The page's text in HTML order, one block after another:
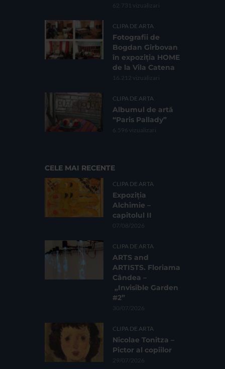
62.731 vizualizari
CLIPA DE ARTA
Fotografii de
Bogdan Gîrbovan
în expoziția HOME
de la Vila Catena
16.212 vizualizari
CLIPA DE ARTA
Albumul de artă
“Paris Pallady”
6.596 vizualizari
CELE MAI RECENTE
CLIPA DE ARTA
Expoziția
Alchimie –
capitolul II
07/08/2026
CLIPA DE ARTA
ARTS and
ARTISTS. Floriama
Cândea –
„Invisible Garden
#2”
30/07/2026
CLIPA DE ARTA
Nicolae Tonitza –
Pictor al copiilor
29/07/2026